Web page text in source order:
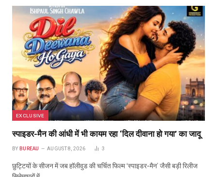
EXCLUSIVE
स्पाइडर-मैन की आंधी में भी कायम रहा ‘दिल दीवाना हो गया’ का जादू
BY BUREAU AUGUST 8, 2026 3
छुट्टियों के सीजन में जब हॉलीवुड की चर्चित फिल्म ‘स्पाइडर-मैन’ जैसी बड़ी रिलीज